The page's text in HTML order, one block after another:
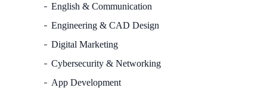
English & Communication
Engineering & CAD Design
Digital Marketing
Cybersecurity & Networking
App Development